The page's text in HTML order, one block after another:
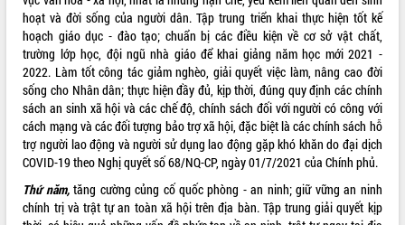
Nâng cao hiệu quả hoạt động của các
doanh nghiệp nhà nước
Hội nghị triển khai kết nối mạng
truyền số liệu chuyên dùng phục vụ cơ
quan Đảng, Nhà nước
Lễ phát động chuỗi hoạt động chung
tay làm sạch môi trường
Xã Ea Kar bước chuyển mình trong
công tác cải cách hành chính mô hình
mới
UBND tỉnh họp báo định kỳ tháng 4
hoạt và đời sống của người dân. Tập trung triển khai thực hiện tốt kế
hoạch giáo dục - đào tạo; chuẩn bị các điều kiện về cơ sở vật chất,
trường lớp học, đội ngũ nhà giáo để khai giảng năm học mới 2021 -
2022. Làm tốt công tác giảm nghèo, giải quyết việc làm, nâng cao đời
sống cho Nhân dân; thực hiện đầy đủ, kịp thời, đúng quy định các chính
sách an sinh xã hội và các chế độ, chính sách đối với người có công với
cách mạng và các đối tượng bảo trợ xã hội, đặc biệt là các chính sách hỗ
trợ người lao động và người sử dụng lao động gặp khó khăn do đại dịch
COVID-19 theo Nghị quyết số 68/NQ-CP, ngày 01/7/2021 của Chính phủ.
Thứ năm,tăng cường củng cố quốc phòng - an ninh; giữ vững an ninh
chính trị và trật tự an toàn xã hội trên địa bàn. Tập trung giải quyết kịp